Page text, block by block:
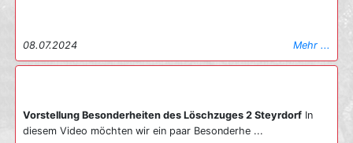
08.07.2024 Mehr ...
Vorstellung Besonderheiten des Löschzuges 2 Steyrdorf In
diesem Video möchten wir ein paar Besonderhe ...